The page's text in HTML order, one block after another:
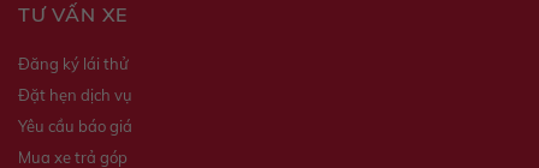
TƯ VẤN XE
Đăng ký lái thử
Đặt hẹn dịch vụ
Yêu cầu báo giá
Mua xe trả góp